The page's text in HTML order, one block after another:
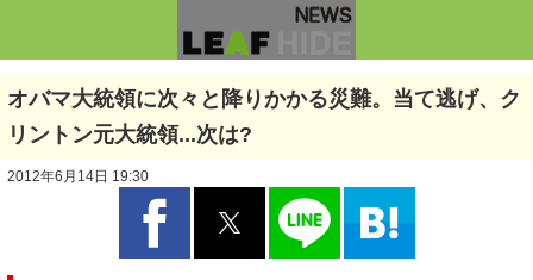
オバマ大統領に次々と降りかかる災難。当て逃げ、ク
リントン元大統領...次は?
2012年6月14日 19:30